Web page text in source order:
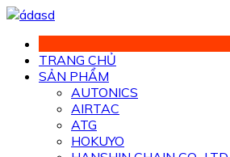
Chuyển
phần
dung
TRANG CHỦ
SẢN PHẨM
AUTONICS
AIRTAC
ATG
HOKUYO